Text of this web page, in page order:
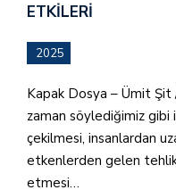
ETKILERI
2025
Kapak Dosya – Ümit Şit
zaman söylediğimiz gibi
çekilmesi, insanlardan
etkenlerden gelen
etmesi…